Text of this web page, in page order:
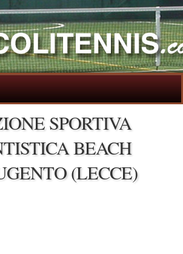
SPORTIVA
BEACH
(LECCE)